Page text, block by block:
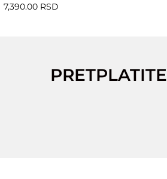
7,390.00 RSD